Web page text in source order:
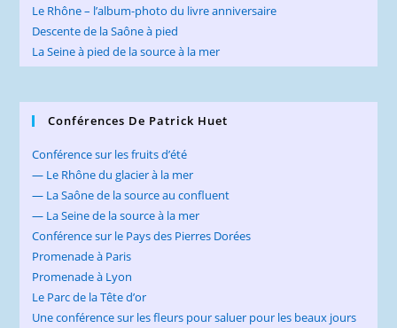
Le Rhône – l’album-photo du livre anniversaire
Descente de la Saône à pied
La Seine à pied de la source à la mer
Conférences De Patrick Huet
Conférence sur les fruits d’été
— Le Rhône du glacier à la mer
— La Saône de la source au confluent
— La Seine de la source à la mer
Conférence sur le Pays des Pierres Dorées
Promenade à Paris
Promenade à Lyon
Le Parc de la Tête d’or
Une conférence sur les fleurs pour saluer pour les beaux jours